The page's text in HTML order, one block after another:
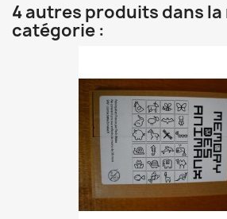
4 autres produits dans la
catégorie :